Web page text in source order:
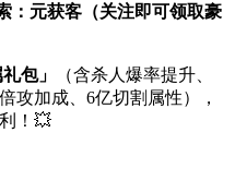
：元获客（关注即可领取豪
包」
（含杀人爆率提升、
攻加成、6亿切割属性），
！💥